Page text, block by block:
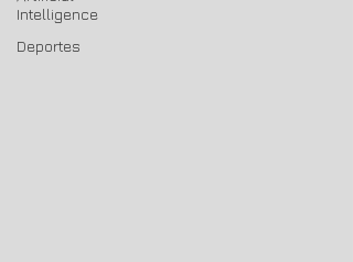
Intelligence
Deportes